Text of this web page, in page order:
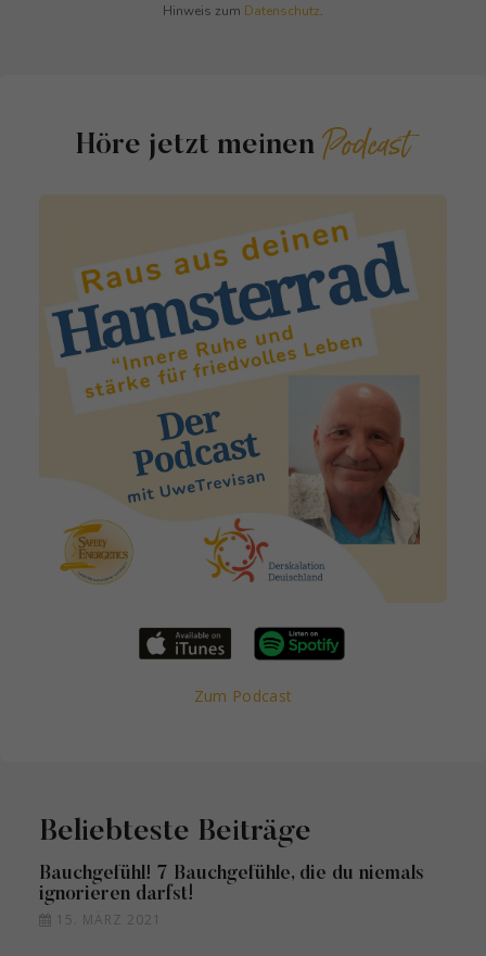
Hinweis zum Datenschutz.
Höre jetzt meinenPodcast
Zum Podcast
Beliebteste Beiträge
Bauchgefühl! 7 Bauchgefühle, die du niemals
ignorieren darfst!
15. MÄRZ 2021